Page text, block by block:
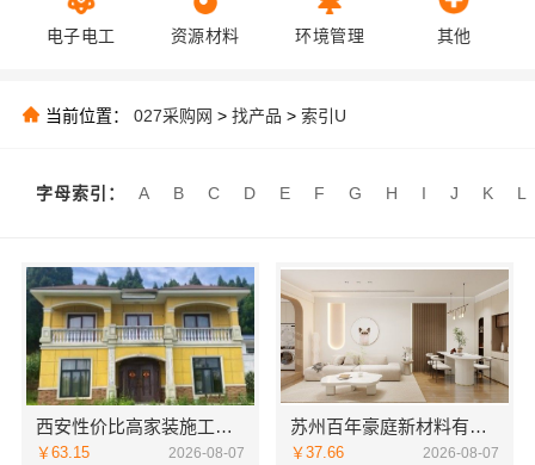
电子电工 资源材料 环境管理 其他
当前位置： 027采购网 > 找产品 > 索引U
字母索引： A B C D E F G H I J K L
西安性价比高家装施工改善房免费量房——居安天成
￥63.15 2026-08-07
苏州百年豪庭新材料有限公司-靠谱团队拎包入住家装
￥37.66 2026-08-07